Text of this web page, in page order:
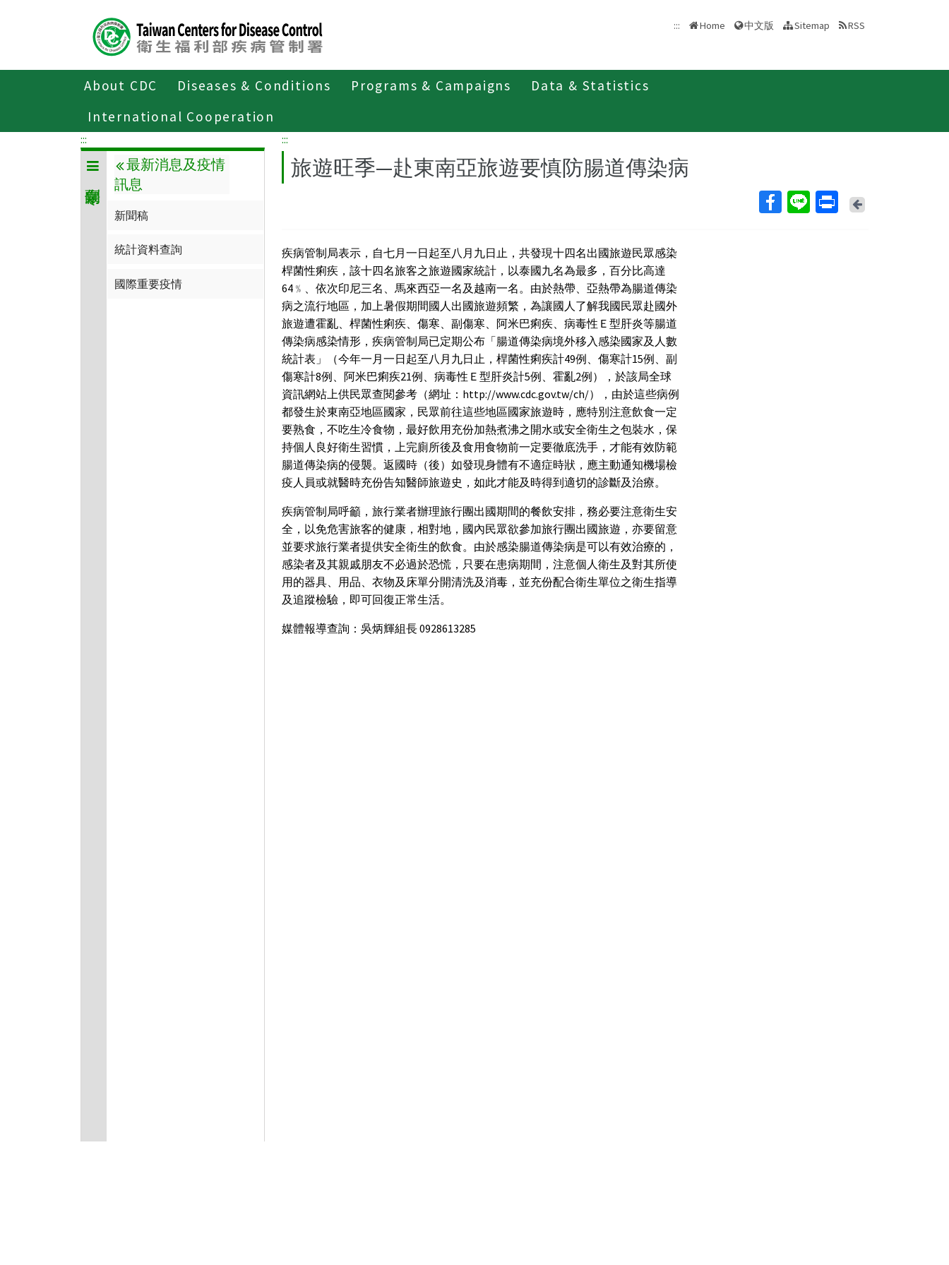
::: Home 中文版 Sitemap RSS
About CDC Diseases & Conditions Programs & Campaigns
Data & Statistics
International Cooperation
傳染病與防疫專題
:::
最新消息及疫情
訊息
新聞稿
統計資料查詢
國際重要疫情
:::
旅遊旺季—赴東南亞旅遊要慎防腸道傳染病
Back
疾病管制局表示，自七月一日起至八月九日止，共發現十四名出國旅遊民眾感染
桿菌性痢疾，該十四名旅客之旅遊國家統計，以泰國九名為最多，百分比高達
64﹪、依次印尼三名、馬來西亞一名及越南一名。由於熱帶、亞熱帶為腸道傳染
病之流行地區，加上暑假期間國人出國旅遊頻繁，為讓國人了解我國民眾赴國外
旅遊遭霍亂、桿菌性痢疾、傷寒、副傷寒、阿米巴痢疾、病毒性Ｅ型肝炎等腸道
傳染病感染情形，疾病管制局已定期公布「腸道傳染病境外移入感染國家及人數
統計表」（今年一月一日起至八月九日止，桿菌性痢疾計49例、傷寒計15例、副
傷寒計8例、阿米巴痢疾21例、病毒性Ｅ型肝炎計5例、霍亂2例），於該局全球
資訊網站上供民眾查閱參考（網址：http://www.cdc.gov.tw/ch/），由於這些病例
都發生於東南亞地區國家，民眾前往這些地區國家旅遊時，應特別注意飲食一定
要熟食，不吃生冷食物，最好飲用充份加熱煮沸之開水或安全衛生之包裝水，保
持個人良好衛生習慣，上完廁所後及食用食物前一定要徹底洗手，才能有效防範
腸道傳染病的侵襲。返國時（後）如發現身體有不適症時狀，應主動通知機場檢
疫人員或就醫時充份告知醫師旅遊史，如此才能及時得到適切的診斷及治療。
疾病管制局呼籲，旅行業者辦理旅行團出國期間的餐飲安排，務必要注意衛生安
全，以免危害旅客的健康，相對地，國內民眾欲參加旅行團出國旅遊，亦要留意
並要求旅行業者提供安全衛生的飲食。由於感染腸道傳染病是可以有效治療的，
感染者及其親戚朋友不必過於恐慌，只要在患病期間，注意個人衛生及對其所使
用的器具、用品、衣物及床單分開清洗及消毒，並充份配合衛生單位之衛生指導
及追蹤檢驗，即可回復正常生活。
媒體報導查詢：吳炳輝組長 0928613285